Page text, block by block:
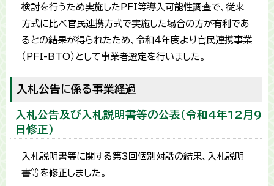
検討を行うため実施したPFI等導入可能性調査で、従来
方式に比べ官民連携方式で実施した場合の方が有利であ
るとの結果が得られたため、令和４年度より官民連携事業
（PFI-BTO）として事業者選定を行いました。
入札公告に係る事業経過
入札公告及び入札説明書等の公表（令和4年12月9
日修正）
入札説明書等に関する第3回個別対話の結果、入札説明
書等を修正しました。